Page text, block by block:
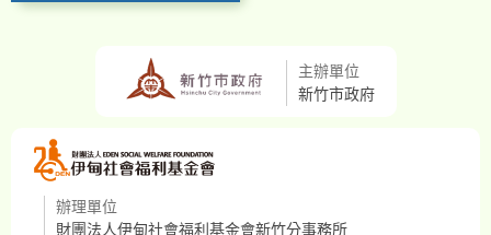
主辦單位
新竹市政府
辦理單位
財團法人伊甸社會福利基金會新竹分事務所